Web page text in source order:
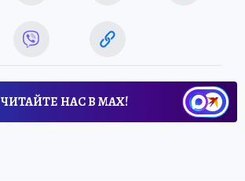
ЧИТАЙТЕ НАС В МАХ!